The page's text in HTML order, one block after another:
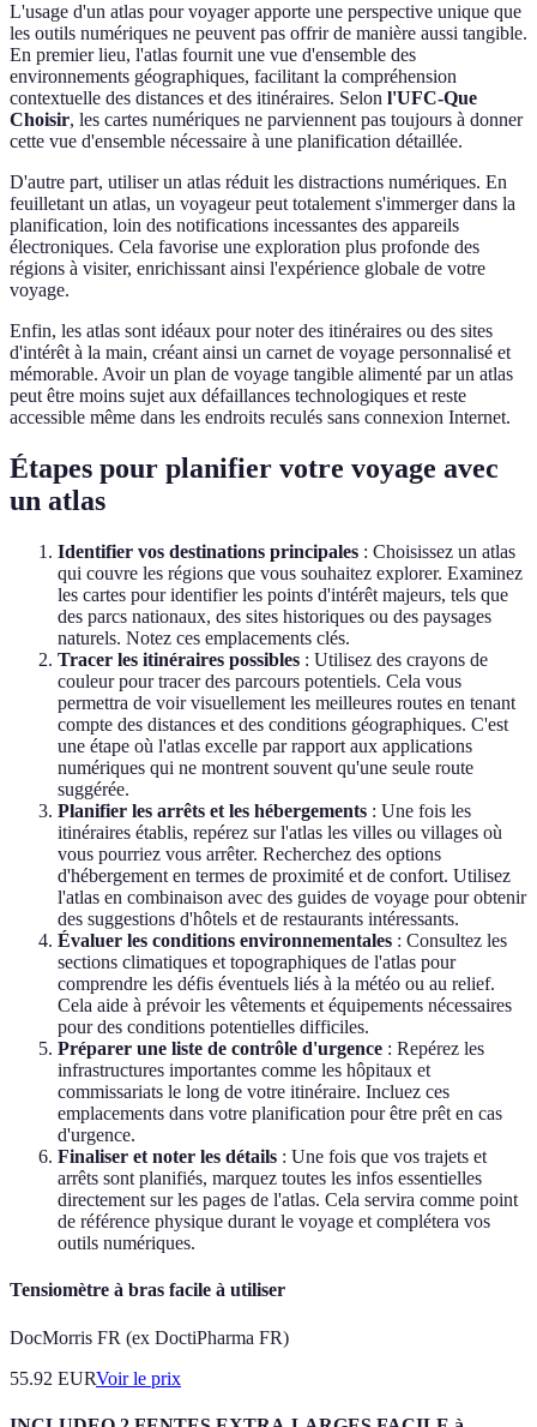
L'usage d'un atlas pour voyager apporte une perspective unique que
les outils numériques ne peuvent pas offrir de manière aussi tangible.
En premier lieu, l'atlas fournit une vue d'ensemble des
environnements géographiques, facilitant la compréhension
contextuelle des distances et des itinéraires. Selon l'UFC-Que
Choisir, les cartes numériques ne parviennent pas toujours à donner
cette vue d'ensemble nécessaire à une planification détaillée.
D'autre part, utiliser un atlas réduit les distractions numériques. En
feuilletant un atlas, un voyageur peut totalement s'immerger dans la
planification, loin des notifications incessantes des appareils
électroniques. Cela favorise une exploration plus profonde des
régions à visiter, enrichissant ainsi l'expérience globale de votre
voyage.
Enfin, les atlas sont idéaux pour noter des itinéraires ou des sites
d'intérêt à la main, créant ainsi un carnet de voyage personnalisé et
mémorable. Avoir un plan de voyage tangible alimenté par un atlas
peut être moins sujet aux défaillances technologiques et reste
accessible même dans les endroits reculés sans connexion Internet.
Étapes pour planifier votre voyage avec
un atlas
Identifier vos destinations principales : Choisissez un atlas
qui couvre les régions que vous souhaitez explorer. Examinez
les cartes pour identifier les points d'intérêt majeurs, tels que
des parcs nationaux, des sites historiques ou des paysages
naturels. Notez ces emplacements clés.
Tracer les itinéraires possibles : Utilisez des crayons de
couleur pour tracer des parcours potentiels. Cela vous
permettra de voir visuellement les meilleures routes en tenant
compte des distances et des conditions géographiques. C'est
une étape où l'atlas excelle par rapport aux applications
numériques qui ne montrent souvent qu'une seule route
suggérée.
Planifier les arrêts et les hébergements : Une fois les
itinéraires établis, repérez sur l'atlas les villes ou villages où
vous pourriez vous arrêter. Recherchez des options
d'hébergement en termes de proximité et de confort. Utilisez
l'atlas en combinaison avec des guides de voyage pour obtenir
des suggestions d'hôtels et de restaurants intéressants.
Évaluer les conditions environnementales : Consultez les
sections climatiques et topographiques de l'atlas pour
comprendre les défis éventuels liés à la météo ou au relief.
Cela aide à prévoir les vêtements et équipements nécessaires
pour des conditions potentielles difficiles.
Préparer une liste de contrôle d'urgence : Repérez les
infrastructures importantes comme les hôpitaux et
commissariats le long de votre itinéraire. Incluez ces
emplacements dans votre planification pour être prêt en cas
d'urgence.
Finaliser et noter les détails : Une fois que vos trajets et
arrêts sont planifiés, marquez toutes les infos essentielles
directement sur les pages de l'atlas. Cela servira comme point
de référence physique durant le voyage et complétera vos
outils numériques.
Tensiomètre à bras facile à utiliser
DocMorris FR (ex DoctiPharma FR)
55.92 EURVoir le prix